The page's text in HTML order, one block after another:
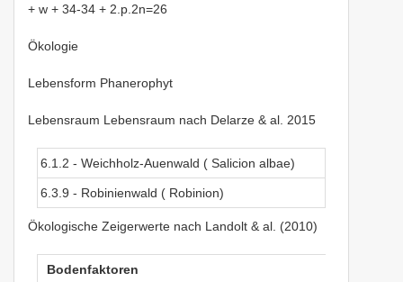
+ w + 34-34 + 2.p.2n=26
Ökologie
Lebensform Phanerophyt
Lebensraum Lebensraum nach Delarze & al. 2015
6.1.2 - Weichholz-Auenwald ( Salicion albae)
6.3.9 - Robinienwald ( Robinion)
Ökologische Zeigerwerte nach Landolt & al. (2010)
Bodenfaktoren